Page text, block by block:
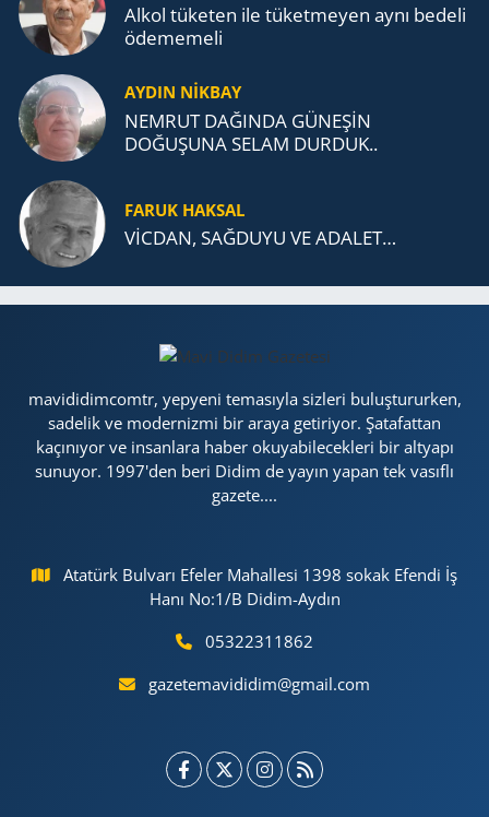
Alkol tü­ke­ten ile tü­ket­me­yen aynı be­de­li
öde­me­me­li
AYDIN NİKBAY
NEMRUT DAĞINDA GÜNEŞİN
DOĞUŞUNA SELAM DURDUK..
FARUK HAKSAL
VİCDAN, SAĞ­DU­YU VE ADA­LET…
mavididimcomtr, yepyeni temasıyla sizleri buluştururken,
sadelik ve modernizmi bir araya getiriyor. Şatafattan
kaçınıyor ve insanlara haber okuyabilecekleri bir altyapı
sunuyor. 1997'den beri Didim de yayın yapan tek vasıflı
gazete....
Atatürk Bulvarı Efeler Mahallesi 1398 sokak Efendi İş
Hanı No:1/B Didim-Aydın
05322311862
gazetemavididim@gmail.com